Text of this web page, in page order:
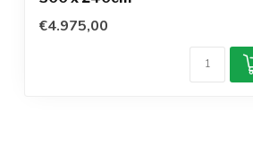
€4.975,00